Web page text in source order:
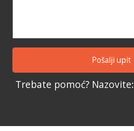
Trebate pomoć? Nazovite: